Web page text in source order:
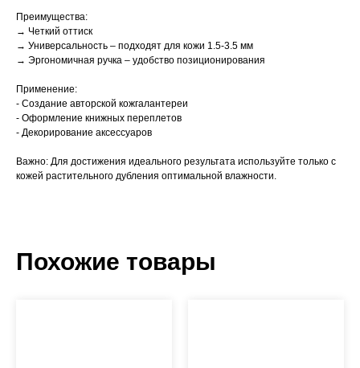
Преимущества:
→ Четкий оттиск
→ Универсальность – подходят для кожи 1.5-3.5 мм
→ Эргономичная ручка – удобство позиционирования
Применение:
- Создание авторской кожгалантереи
- Оформление книжных переплетов
- Декорирование аксессуаров
Важно: Для достижения идеального результата используйте только с
кожей растительного дубления оптимальной влажности.
Похожие товары